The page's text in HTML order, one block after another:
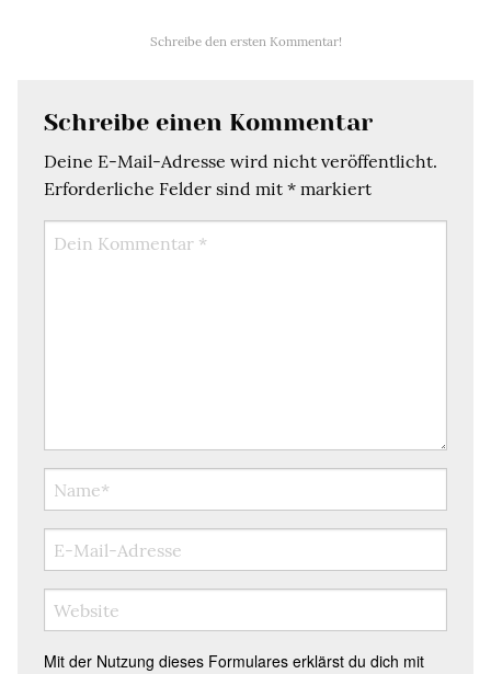
Schreibe den ersten Kommentar!
Schreibe einen Kommentar
Deine E-Mail-Adresse wird nicht veröffentlicht.
Erforderliche Felder sind mit * markiert
Mit der Nutzung dieses Formulares erklärst du dich mit